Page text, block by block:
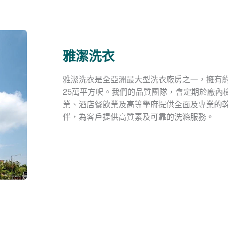
雅潔洗衣
雅潔洗衣是全亞洲最大型洗衣廠房之一，擁有
25萬平方呎。我們的品質團隊，會定期於廠
業、酒店餐飲業及高等學府提供全面及專業的
伴，為客戶提供高質素及可靠的洗滌服務。